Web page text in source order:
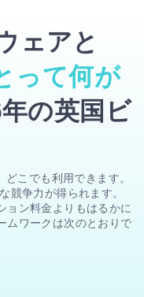
ェアと
って何が
の英国ビ
こでも利用できます。
競争力が得られます。
ョン料金よりもはるかに
ムワークは次のとおりで